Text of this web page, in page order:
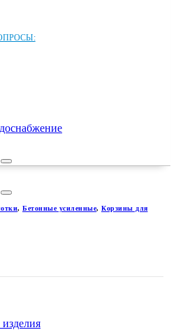
, Бетонные усиленные, Корзины для